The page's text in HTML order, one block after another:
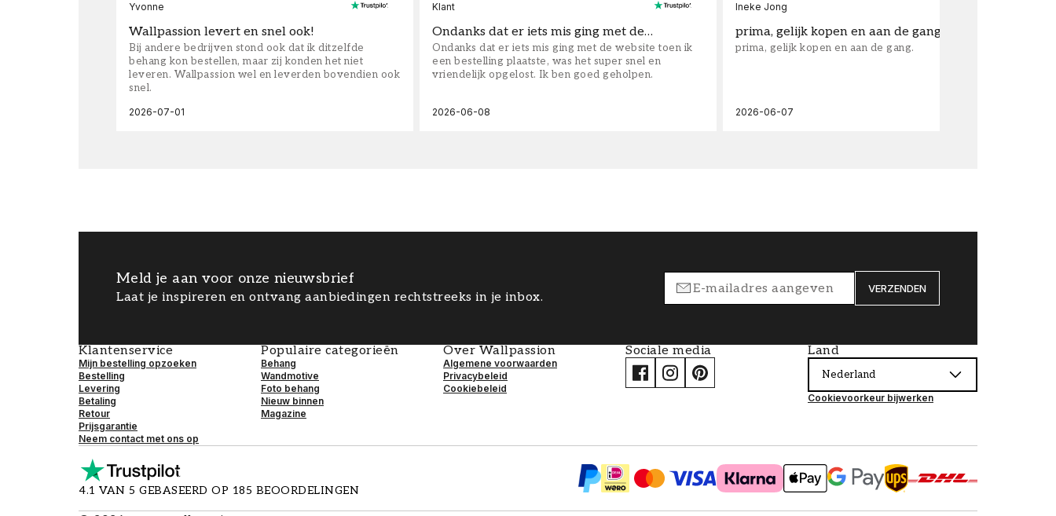
Yvonne
Wallpassion levert en snel ook!
Bij andere bedrijven stond ook dat ik ditzelfde
behang kon bestellen, maar zij konden het niet
leveren. Wallpassion wel en leverden bovendien ook
snel.
2026-07-01
Klant
Ondanks dat er iets mis ging met de…
Ondanks dat er iets mis ging met de website toen ik
een bestelling plaatste, was het super snel en
vriendelijk opgelost. Ik ben goed geholpen.
2026-06-08
Ineke Jong
prima, gelijk kopen en aan de gang.
prima, gelijk kopen en aan de gang.
2026-06-07
Meld je aan voor onze nieuwsbrief
Laat je inspireren en ontvang aanbiedingen rechtstreeks in je inbox.
VERZENDEN
Klantenservice
Mijn bestelling opzoeken
Bestelling
Levering
Betaling
Retour
Prijsgarantie
Neem contact met ons op
Populaire categorieën
Behang
Wandmotive
Foto behang
Nieuw binnen
Magazine
Over Wallpassion
Algemene voorwaarden
Privacybeleid
Cookiebeleid
Sociale media Land
Nederland
Cookievoorkeur bijwerken
4.1 VAN 5 GEBASEERD OP 185 BEOORDELINGEN